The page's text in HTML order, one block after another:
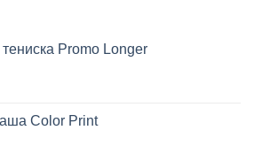
Promo Longer
Color Print